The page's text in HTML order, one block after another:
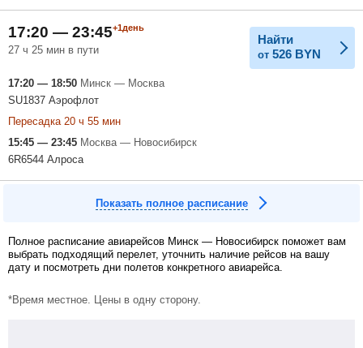
17:20 — 23:45+1день
27 ч 25 мин в пути
Найти
от 526 BYN
17:20 — 18:50 Минск — Москва
SU1837 Аэрофлот
Пересадка 20 ч 55 мин
15:45 — 23:45 Москва — Новосибирск
6R6544 Алроса
Показать полное расписание
Полное расписание авиарейсов Минск — Новосибирск поможет вам
выбрать подходящий перелет, уточнить наличие рейсов на вашу
дату и посмотреть дни полетов конкретного авиарейса.
*Время местное. Цены в одну сторону.